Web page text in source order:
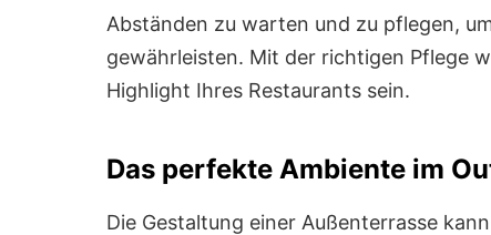
Abständen zu warten und zu pflegen,
gewährleisten. Mit der richtigen Pflege
Highlight Ihres Restaurants sein.
Das perfekte Ambiente im
Die Gestaltung einer Außenterrasse